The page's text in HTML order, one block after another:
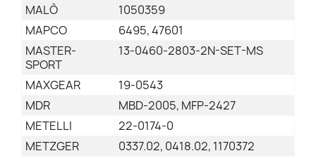
MALÒ
1050359
MAPCO
6495, 47601
MASTER-
SPORT
13-0460-2803-2N-SET-MS
MAXGEAR
19-0543
MDR
MBD-2005, MFP-2427
METELLI
22-0174-0
METZGER
0337.02, 0418.02, 1170372